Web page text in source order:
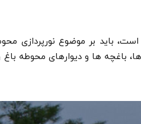
باغچه­ ها و دیوارهای محوطه باغ